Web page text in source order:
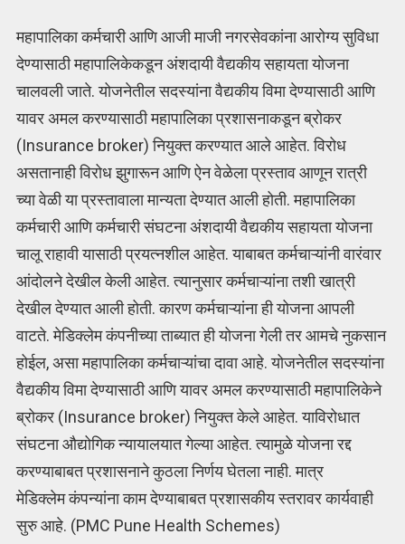
महापालिका कर्मचारी आणि आजी माजी नगरसेवकांना आरोग्य सुविधा
देण्यासाठी महापालिकेकडून अंशदायी वैद्यकीय सहायता योजना
चालवली जाते. योजनेतील सदस्यांना वैद्यकीय विमा देण्यासाठी आणि
यावर अमल करण्यासाठी महापालिका प्रशासनाकडून ब्रोकर
(Insurance broker) नियुक्त करण्यात आले आहेत. विरोध
असतानाही विरोध झुगारून आणि ऐन वेळेला प्रस्ताव आणून रात्री
च्या वेळी या प्रस्तावाला मान्यता देण्यात आली होती. महापालिका
कर्मचारी आणि कर्मचारी संघटना अंशदायी वैद्यकीय सहायता योजना
चालू राहावी यासाठी प्रयत्नशील आहेत. याबाबत कर्मचाऱ्यांनी वारंवार
आंदोलने देखील केली आहेत. त्यानुसार कर्मचाऱ्यांना तशी खात्री
देखील देण्यात आली होती. कारण कर्मचाऱ्यांना ही योजना आपली
वाटते. मेडिक्लेम कंपनीच्या ताब्यात ही योजना गेली तर आमचे नुकसान
होईल, असा महापालिका कर्मचाऱ्यांचा दावा आहे. योजनेतील सदस्यांना
वैद्यकीय विमा देण्यासाठी आणि यावर अमल करण्यासाठी महापालिकेने
ब्रोकर (Insurance broker) नियुक्त केले आहेत. याविरोधात
संघटना औद्योगिक न्यायालयात गेल्या आहेत. त्यामुळे योजना रद्द
करण्याबाबत प्रशासनाने कुठला निर्णय घेतला नाही. मात्र
मेडिक्लेम कंपन्यांना काम देण्याबाबत प्रशासकीय स्तरावर कार्यवाही
सुरु आहे. (PMC Pune Health Schemes)